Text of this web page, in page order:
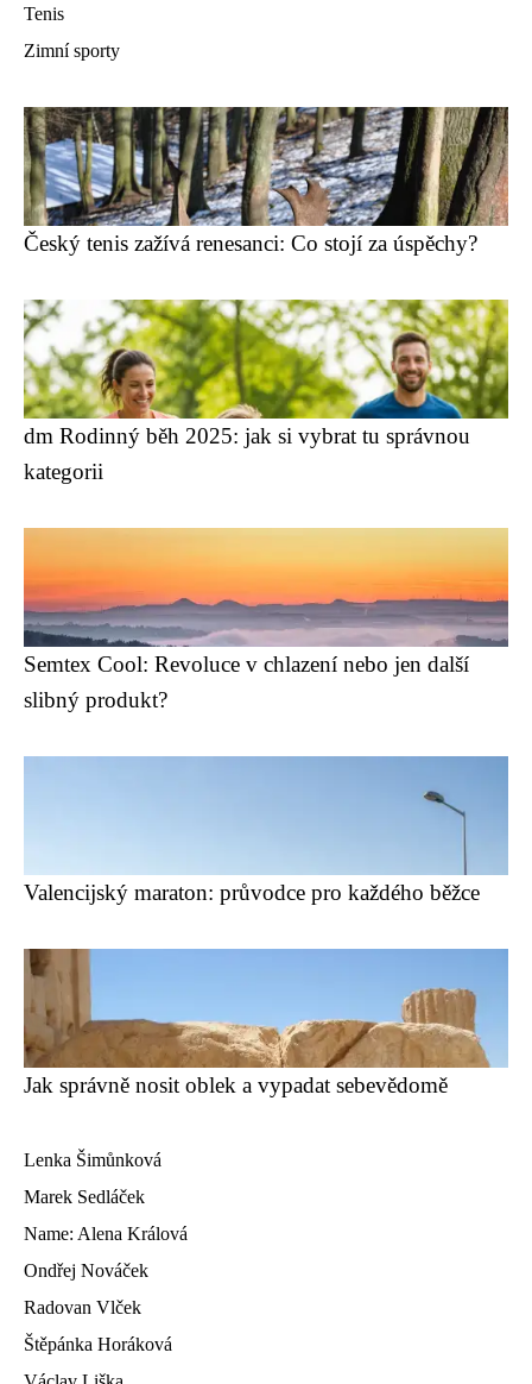
Tenis
Zimní sporty
Český tenis zažívá renesanci: Co stojí za úspěchy?
dm Rodinný běh 2025: jak si vybrat tu správnou
kategorii
Semtex Cool: Revoluce v chlazení nebo jen další
slibný produkt?
Valencijský maraton: průvodce pro každého běžce
Jak správně nosit oblek a vypadat sebevědomě
Lenka Šimůnková
Marek Sedláček
Name: Alena Králová
Ondřej Nováček
Radovan Vlček
Štěpánka Horáková